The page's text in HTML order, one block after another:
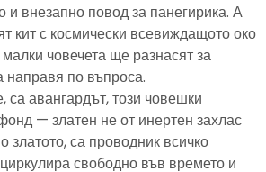
и внезапно повод за панегирика. А
кит с космически всевиждащото око
човечета ще разнасят за
по въпроса.
са авангардът, този човешки
— златен не от инертен захлас
златото, са проводник всичко
свободно във времето и